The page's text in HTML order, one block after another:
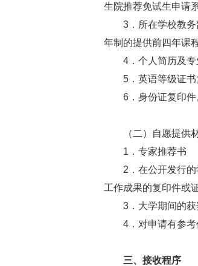
生院推荐免试生申请
3．所在学校教务
年制的提供前四年课
4．个人简历及专业
5．英语等级证书
6．身份证复印件
（二）自愿提供
1．专家推荐书
2．在公开发行的
工作成果的复印件或
3．大学期间的获
4．对申请有参考
三、接收程序